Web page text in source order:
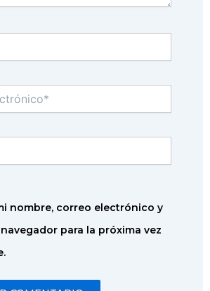
nombre, correo electrónico y
para la próxima vez